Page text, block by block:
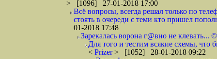
> [1096] 27-01-2018 17:00
Всё вопросы, всегда решал только по
стоять в очереди с теми кто пришел
01-2018 17:48
Зарекалась ворона г@вно не клевать...
Для того и тестим всякие схемы, что
< Prizer> [1052] 28-01-2018 09:22